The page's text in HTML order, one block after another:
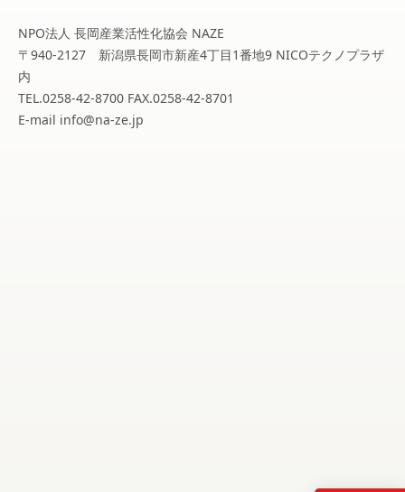
NPO法人 長岡産業活性化協会 NAZE
〒940-2127 新潟県長岡市新産4丁目1番地9 NICOテクノプラザ
内
TEL.0258-42-8700 FAX.0258-42-8701
E-mail info@na-ze.jp